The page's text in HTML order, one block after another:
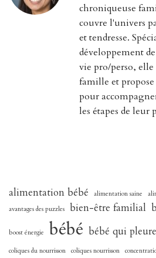
chroniqueuse
couvre l'univers
et tendresse.
développement
vie pro/perso,
famille et
pour
les étapes de leur
alimentation bébé alimentation saine
avantages des puzzles bien-être familial
boost énergie bébé bébé qui pleure
coliques du nourrisson coliques nourrisson